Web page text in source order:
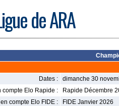
de ARA
Dates :
dimanche 30
compte Elo Rapide :
Rapide Décembre
compte Elo FIDE :
FIDE Janvier 2026